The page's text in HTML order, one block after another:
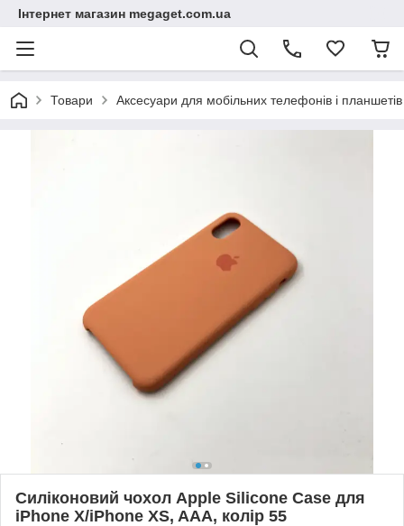
Інтернет магазин megaget.com.ua
Товари Аксесуари для мобільних телефонів і планшетів
Силіконовий чохол Apple Silicone Case для
iPhone X/iPhone XS, AAA, колір 55